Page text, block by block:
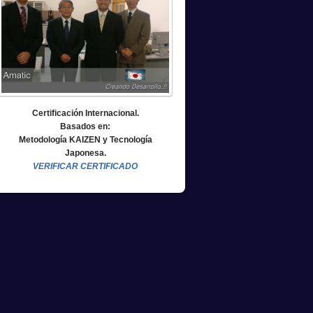
Certificación Internacional.
Basados en:
Metodología KAIZEN y Tecnología
Japonesa.
VERIFICAR CERTIFICADO